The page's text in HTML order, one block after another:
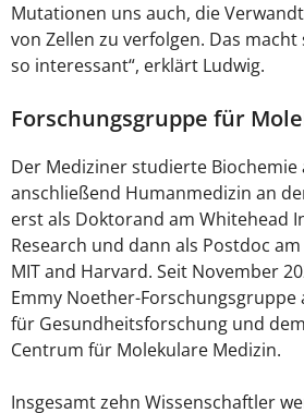
Mutationen uns auch, die
von Zellen zu verfolgen. Das
so interessant“, erklärt Ludwig.
Forschungsgruppe für
Der Mediziner studierte Biochemie
anschließend Humanmedizin an
erst als Doktorand am Whitehead
Research und dann als Postdoc
MIT and Harvard. Seit November
Emmy Noether-
für Gesundheitsforschung und
Centrum für Molekulare Medizin.
Insgesamt zehn Wissenschaftler